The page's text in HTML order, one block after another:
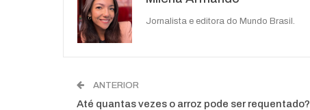
Jornalista e editora do Mundo Brasil.
ANTERIOR
Até quantas vezes o arroz pode ser requentado?